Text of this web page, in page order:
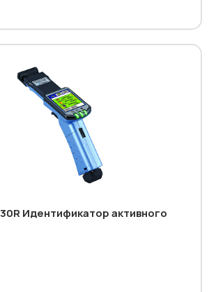
Идентификатор активного